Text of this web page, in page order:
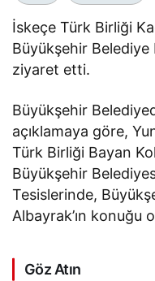
İskeçe Türk Birliği
Büyükşehir Belediye
ziyaret etti.
Büyükşehir
açıklamaya göre,
Türk Birliği Bayan
Büyükşehir
Tesislerinde,
Albayrak’ın konuğu
Göz Atın